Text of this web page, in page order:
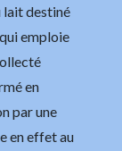
lait destiné
emploie
en
par une
en effet au